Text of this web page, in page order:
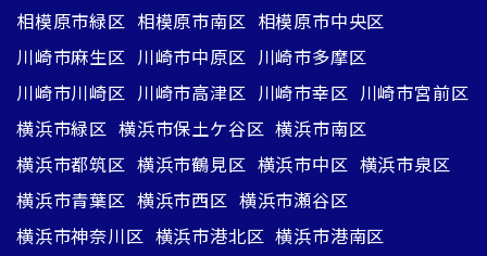
相模原市緑区 相模原市南区 相模原市中央区
川崎市麻生区 川崎市中原区 川崎市多摩区
川崎市川崎区 川崎市高津区 川崎市幸区 川崎市宮前区
横浜市緑区 横浜市保土ケ谷区 横浜市南区
横浜市都筑区 横浜市鶴見区 横浜市中区 横浜市泉区
横浜市青葉区 横浜市西区 横浜市瀬谷区
横浜市神奈川区 横浜市港北区 横浜市港南区